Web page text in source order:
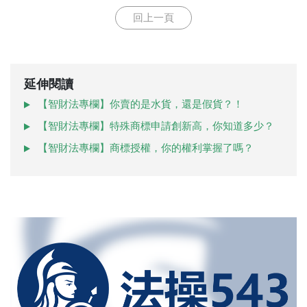
回上一頁
延伸閱讀
【智財法專欄】你賣的是水貨，還是假貨？！
【智財法專欄】特殊商標申請創新高，你知道多少？
【智財法專欄】商標授權，你的權利掌握了嗎？